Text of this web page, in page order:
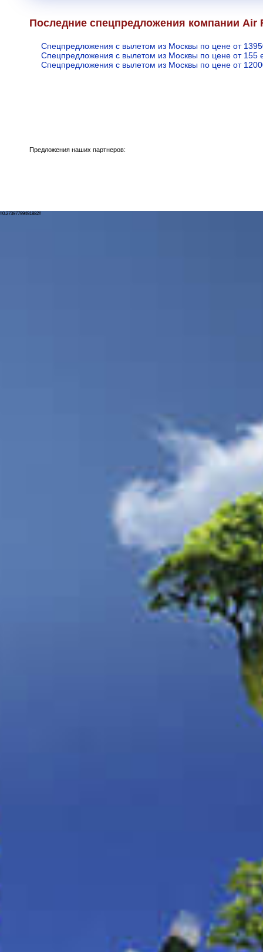
Последние спецпредложения компании Air
Спецпредложения с вылетом из Москвы по цене от
Спецпредложения с вылетом из Москвы по цене от 155
Спецпредложения с вылетом из Москвы по цене от
Предложения наших партнеров:
!!0.27397799491882!!